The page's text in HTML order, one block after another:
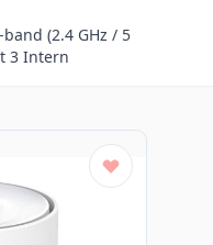
band (2.4 GHz / 5
3 Intern